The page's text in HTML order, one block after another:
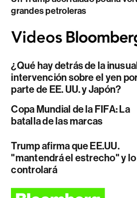
grandes petroleras
¿Qué hay detrás de la
intervención sobre el yen
parte de EE. UU. y Japón?
Copa Mundial de la FIFA: La
batalla de las marcas
Trump afirma que EE.UU.
"mantendrá el estrecho" y lo
controlará